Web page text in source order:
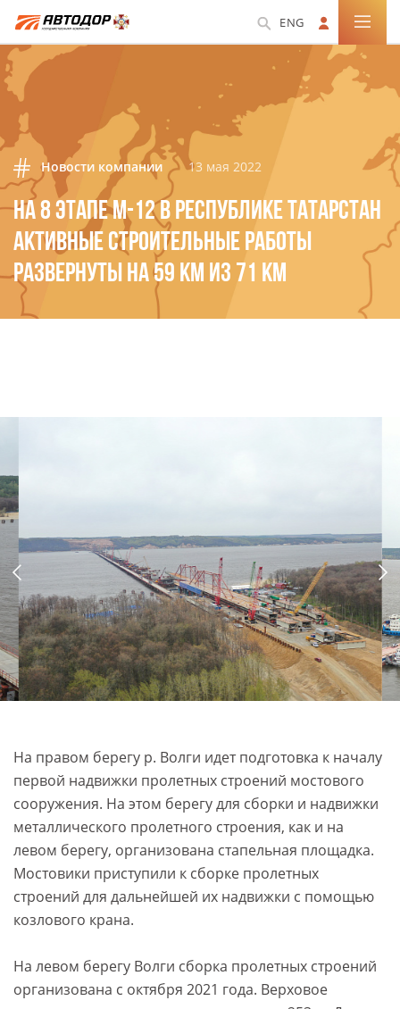
ENG
Новости компании 13 мая 2022
НА 8 ЭТАПЕ М-12 В РЕСПУБЛИКЕ ТАТАРСТАН
АКТИВНЫЕ СТРОИТЕЛЬНЫЕ РАБОТЫ
РАЗВЕРНУТЫ НА 59 КМ ИЗ 71 КМ
На правом берегу р. Волги идет подготовка к началу
первой надвижки пролетных строений мостового
сооружения. На этом берегу для сборки и надвижки
металлического пролетного строения, как и на
левом берегу, организована стапельная площадка.
Мостовики приступили к сборке пролетных
строений для дальнейшей их надвижки с помощью
козлового крана.
На левом берегу Волги сборка пролетных строений
организована с октября 2021 года. Верховое